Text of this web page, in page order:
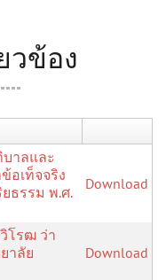
วข้อง
าลและ
อเท็จจริง
ธรรม พ.ศ.
Download
โรฒ ว่า
าลัย
Download